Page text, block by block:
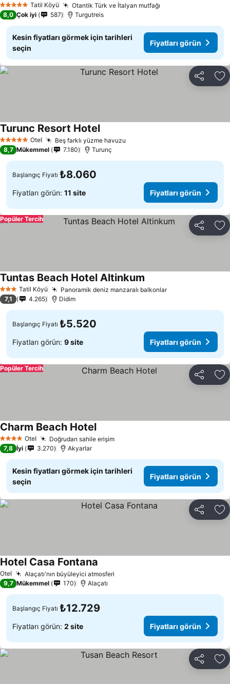
5 Yıldız Tatil Köyü Otantik Türk ve İtalyan mutfağı
8,0 Çok iyi 587 Turgutreis
Kesin fiyatları görmek için tarihleri
seçin
Fiyatları görün
Paylaş
5 Yıldız Otel Beş farklı yüzme havuzu
Turunc Resort Hotel
8,7 Mükemmel 7.180 Turunç
Başlangıç Fiyatı ₺8.060
Fiyatları görün: 11 site Fiyatları görün
Paylaş
Popüler Tercih
3 YıldızTatil Köyü Panoramik deniz manzaralı balkonlar
Tuntas Beach Hotel Altinkum
7,1 4.265 Didim
Başlangıç Fiyatı ₺5.520
Fiyatları görün: 9 site Fiyatları görün
Paylaş
Popüler Tercih
4 Yıldız Otel Doğrudan sahile erişim
Charm Beach Hotel
7,8 İyi 3.270 Akyarlar
Kesin fiyatları görmek için tarihleri
seçin
Fiyatları görün
Paylaş
Otel Alaçatı'nın büyüleyici atmosferi
Hotel Casa Fontana
9,7 Mükemmel 170 Alaçatı
Başlangıç Fiyatı ₺12.729
Fiyatları görün: 2 site Fiyatları görün
Paylaş